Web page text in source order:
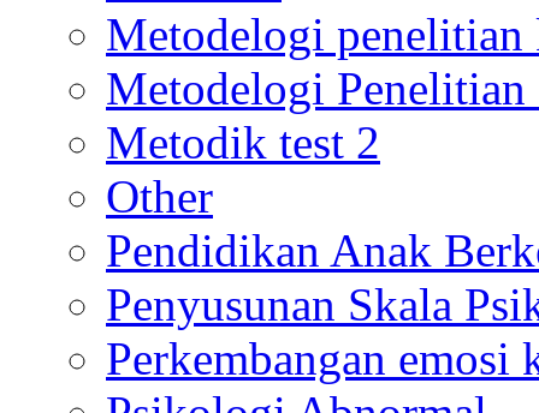
Metodelogi
Metodelogi
Metodik test 2
Other
Pendidikan Anak
Penyusunan Skala
Perkembangan emosi